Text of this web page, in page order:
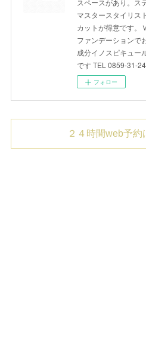
スペースがあり。ス
マスタースタイリス
カットが得意です。
ファンデーションで
成分イノスピキュー
です TEL 0859-31-
フォロー
２４時間web予約